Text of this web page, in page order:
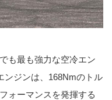
も最も強力な空冷エン
ンジンは、168Nmのトル
ォーマンスを発揮する